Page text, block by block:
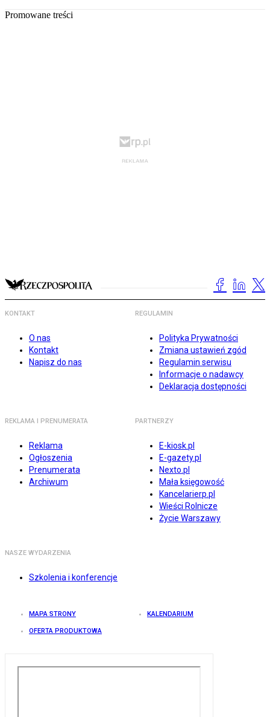
Promowane treści
KONTAKT
O nas
Kontakt
Napisz do nas
REGULAMIN
Polityka Prywatności
Zmiana ustawień zgód
Regulamin serwisu
Informacje o nadawcy
Deklaracja dostępności
REKLAMA I PRENUMERATA
Reklama
Ogłoszenia
Prenumerata
Archiwum
PARTNERZY
E-kiosk.pl
E-gazety.pl
Nexto.pl
Mała księgowość
Kancelarierp.pl
Wieści Rolnicze
Życie Warszawy
NASZE WYDARZENIA
Szkolenia i konferencje
MAPA STRONY KALENDARIUM
OFERTA PRODUKTOWA